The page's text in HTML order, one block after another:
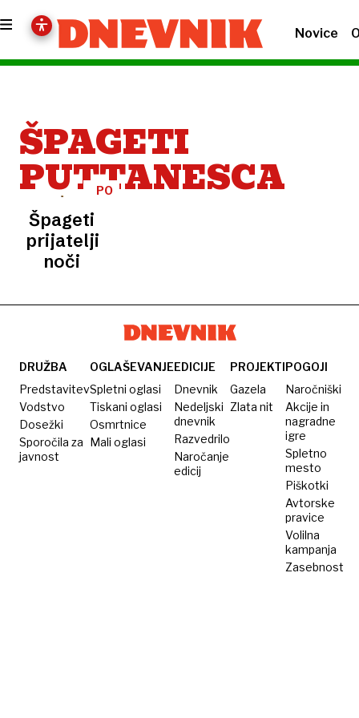
Novice
ŠPAGETI
PUTTANESCA
PO
Špageti
prijateljic
noči
DRUŽBA
Predstavitev
Vodstvo
Dosežki
Sporočila za
javnost
OGLAŠEVANJE
Spletni oglasi
Tiskani oglasi
Osmrtnice
Mali oglasi
EDICIJE
Dnevnik
Nedeljski
dnevnik
Razvedrilo
Naročanje
edicij
PROJEKTI
Gazela
Zlata nit
POGOJI
Naročniški
Akcije in
nagradne
igre
Spletno
mesto
Piškotki
Avtorske
pravice
Volilna
kampanja
Zasebnost